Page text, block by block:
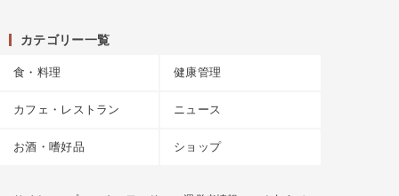
カテゴリー一覧
食・料理 健康管理
カフェ・レストラン ニュース
お酒・嗜好品 ショップ